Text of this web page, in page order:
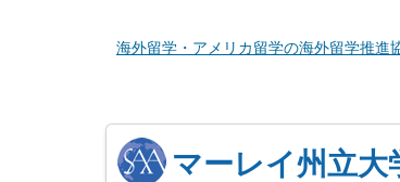
海外留学・アメリカ留学の海外留学推進
マーレイ州立大